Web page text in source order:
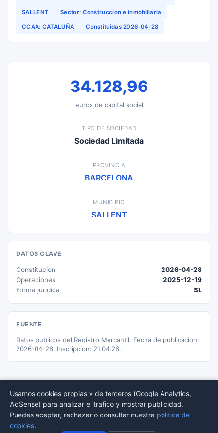
SALLENT Sector: Construccion e inmobiliaria
CCAA: CATALUÑA Constituidas 2026-04-28
34.128,96
euros de capital social
TIPO DE SOCIEDAD
Sociedad Limitada
PROVINCIA
BARCELONA
MUNICIPIO
SALLENT
DATOS CLAVE
Constitucion
2026-04-28
Operaciones
2025-12-19
Forma juridica
SL
FUENTE
Datos publicos del Registro Mercantil. Fecha de publicacion:
2026-04-28. Inscripcion: 21.04.26.
© 2026 BORMEDirectorio — Datos publicos del Registro Mercantil
Provincias
Usamos cookies propias y de terceros (Google Analytics,
AdSense) para analizar el trafico y mostrar publicidad.
Puedes aceptar, rechazar o consultar nuestra politica de
cookies.